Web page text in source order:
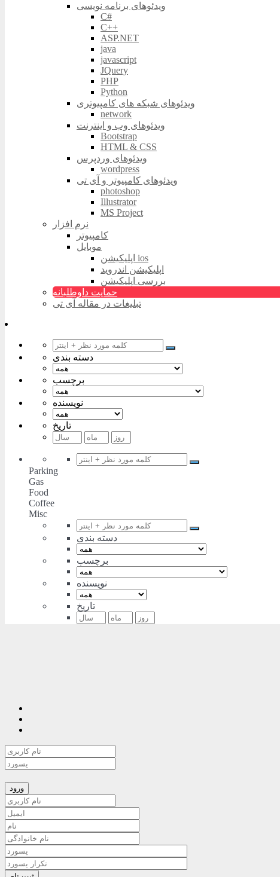
ویدئوهای برنامه نویسی
C#
C++
ASP.NET
java
javascript
JQuery
PHP
Python
ویدئوهای شبکه های کامپیوتری
network
ویدئوهای وب و اینترنت
Bootstrap
HTML & CSS
ویدئوهای وردپرس
wordpress
ویدئوهای کامپیوتر و آی تی
photoshop
Illustrator
MS Project
نرم افزار
کامپیوتر
موبایل
اپلیکیشن ios
اپلیکیشن اندروید
بررسی اپلیکیشن
حمایت داوطلبانه
تبلیغات در مقاله آی تی
دسته بندی
برچسب
نویسنده
تاریخ
Parking
Gas
Food
Coffee
Misc
دسته بندی
برچسب
نویسنده
تاریخ